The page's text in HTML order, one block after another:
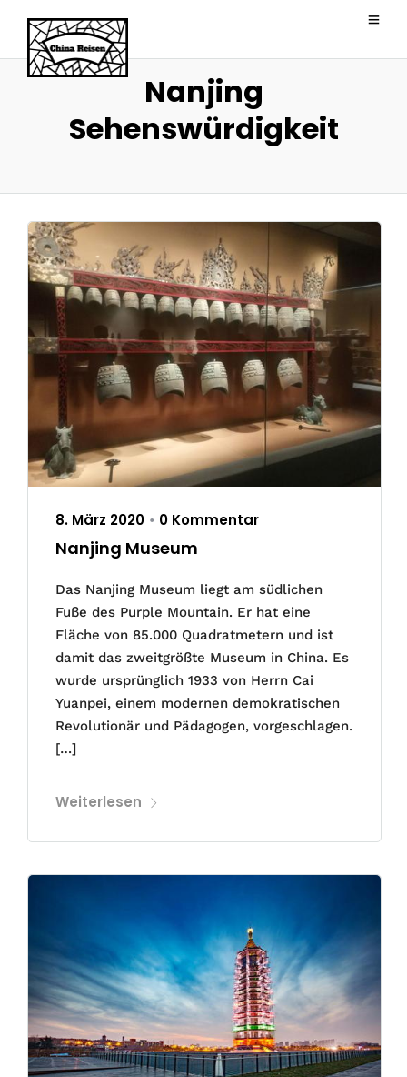
Nanjing
Sehenswürdigkeit
8. März 2020 • 0 Kommentar
Nanjing Museum
Das Nanjing Museum liegt am südlichen
Fuße des Purple Mountain. Er hat eine
Fläche von 85.000 Quadratmetern und ist
damit das zweitgrößte Museum in China. Es
wurde ursprünglich 1933 von Herrn Cai
Yuanpei, einem modernen demokratischen
Revolutionär und Pädagogen, vorgeschlagen.
[…]
Weiterlesen